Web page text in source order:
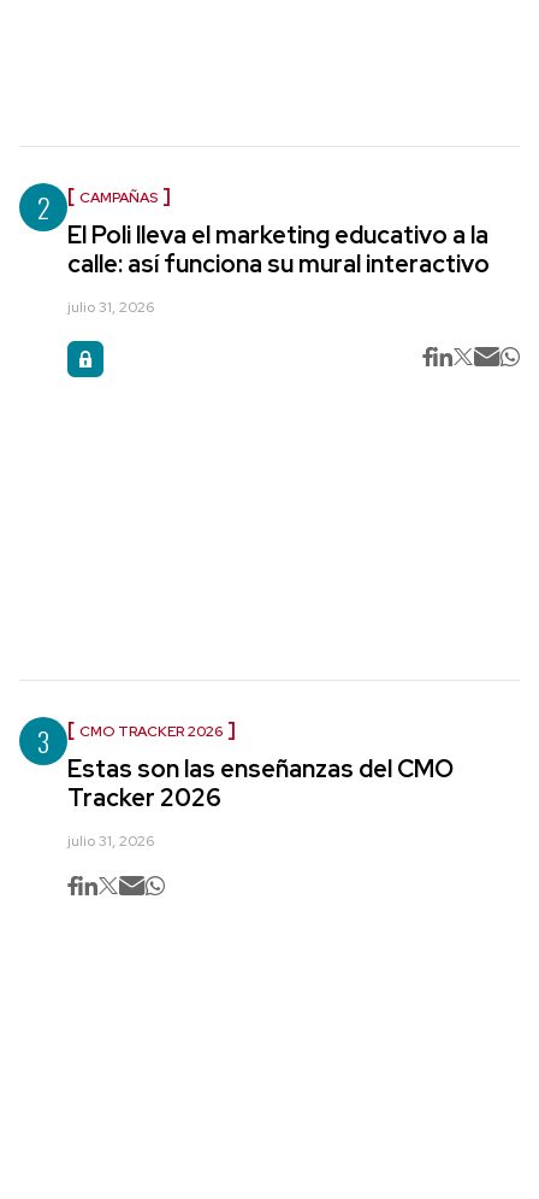
2 CAMPAÑAS
El Poli lleva el marketing educativo a la
calle: así funciona su mural interactivo
julio 31, 2026
3 CMO TRACKER 2026
Estas son las enseñanzas del CMO
Tracker 2026
julio 31, 2026